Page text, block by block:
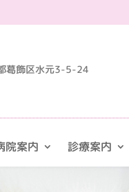
葛飾区水元3-5-24
院案内 診療案内